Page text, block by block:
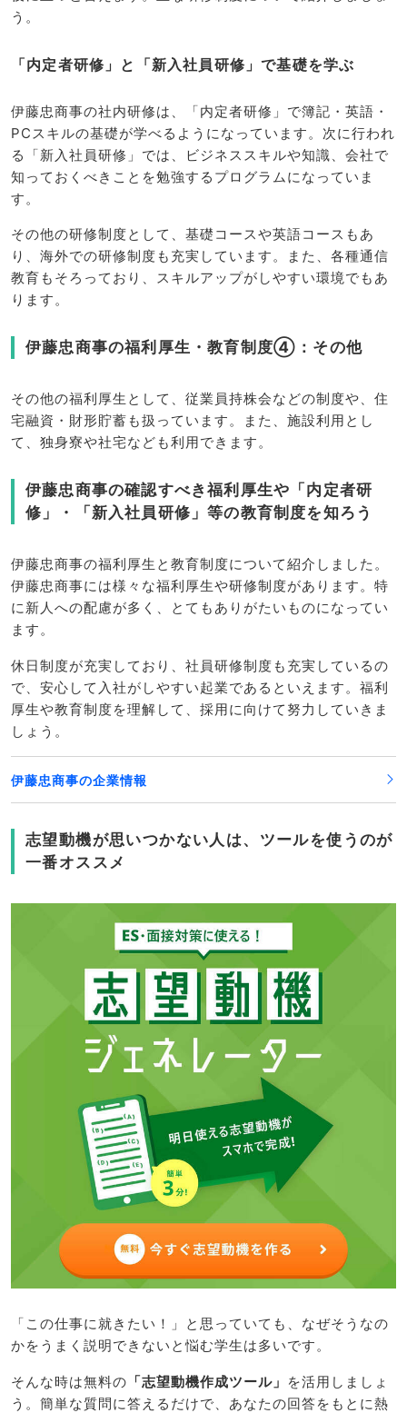
う。
「内定者研修」と「新入社員研修」で基礎を学ぶ
伊藤忠商事の社内研修は、「内定者研修」で簿記・英語・
PCスキルの基礎が学べるようになっています。次に行われ
る「新入社員研修」では、ビジネススキルや知識、会社で
知っておくべきことを勉強するプログラムになっていま
す。
その他の研修制度として、基礎コースや英語コースもあ
り、海外での研修制度も充実しています。また、各種通信
教育もそろっており、スキルアップがしやすい環境でもあ
ります。
伊藤忠商事の福利厚生・教育制度④：その他
その他の福利厚生として、従業員持株会などの制度や、住
宅融資・財形貯蓄も扱っています。また、施設利用とし
て、独身寮や社宅なども利用できます。
伊藤忠商事の確認すべき福利厚生や「内定者研
修」・「新入社員研修」等の教育制度を知ろう
伊藤忠商事の福利厚生と教育制度について紹介しました。
伊藤忠商事には様々な福利厚生や研修制度があります。特
に新人への配慮が多く、とてもありがたいものになってい
ます。
休日制度が充実しており、社員研修制度も充実しているの
で、安心して入社がしやすい起業であるといえます。福利
厚生や教育制度を理解して、採用に向けて努力していきま
しょう。
伊藤忠商事の企業情報
志望動機が思いつかない人は、ツールを使うのが
一番オススメ
「この仕事に就きたい！」と思っていても、なぜそうなの
かをうまく説明できないと悩む学生は多いです。
そんな時は無料の 「志望動機作成ツール」 を活用しましょ
う。簡単な質問に答えるだけで、あなたの回答をもとに熱